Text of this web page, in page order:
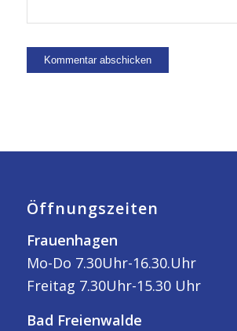
Öffnungszeiten
Frauenhagen
Mo-Do 7.30Uhr-16.30.Uhr
Freitag 7.30Uhr-15.30 Uhr
Bad Freienwalde